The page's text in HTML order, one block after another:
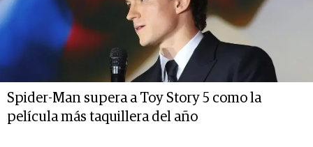
Spider-Man supera a Toy Story 5 como la
película más taquillera del año